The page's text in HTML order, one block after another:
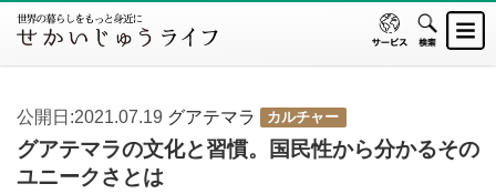
公開日:2021.07.19 グアテマラ カルチャー
グアテマラの文化と習慣。国民性から分かるその
ユニークさとは